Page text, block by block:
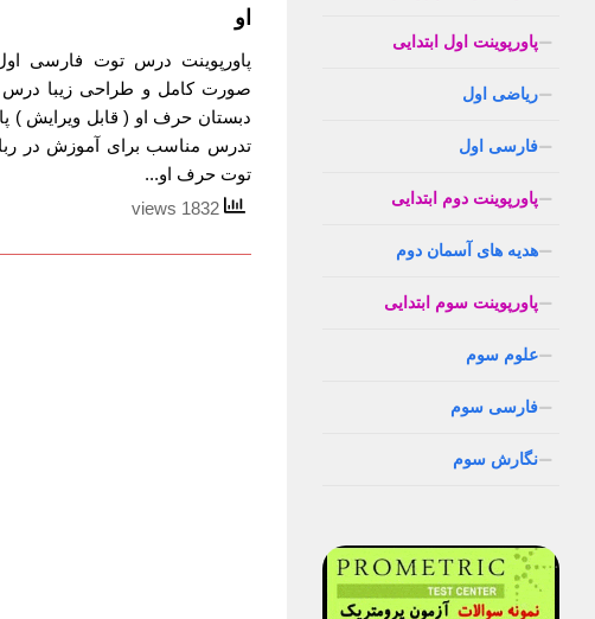
او
پاورپوینت درس توت فارسی
صورت کامل و طراحی زیبا درس
دبستان حرف او ( قابل ویرایش )
تدرس مناسب برای آموزش در
توت حرف او...
پاورپوینت اول ابتدایی
ریاضی اول
فارسی اول
پاورپوینت دوم ابتدایی
هدیه های آسمان دوم
پاورپوینت سوم ابتدایی
علوم سوم
فارسی سوم
نگارش سوم